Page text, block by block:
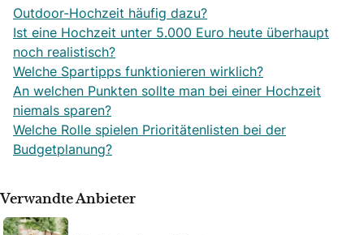
Outdoor-Hochzeit häufig dazu?
Ist eine Hochzeit unter 5.000 Euro heute überhaupt
noch realistisch?
Welche Spartipps funktionieren wirklich?
An welchen Punkten sollte man bei einer Hochzeit
niemals sparen?
Welche Rolle spielen Prioritätenlisten bei der
Budgetplanung?
Verwandte Anbieter